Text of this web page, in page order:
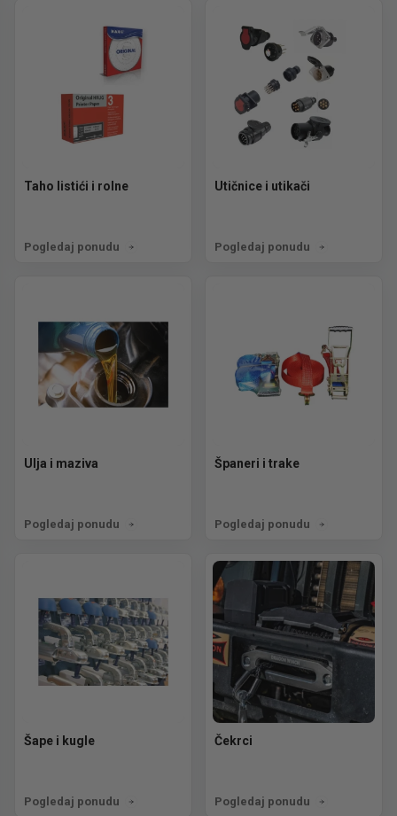
Taho listići i rolne
Pogledaj ponudu
Utičnice i utikači
Pogledaj ponudu
Ulja i maziva
Pogledaj ponudu
Španeri i trake
Pogledaj ponudu
Šape i kugle
Pogledaj ponudu
Čekrci
Pogledaj ponudu